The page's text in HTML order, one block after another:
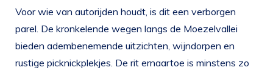
Voor wie van autorijden houdt, is dit een verborgen
parel. De kronkelende wegen langs de Moezelvallei
bieden adembenemende uitzichten, wijndorpen en
rustige picknickplekjes. De rit ernaartoe is minstens zo